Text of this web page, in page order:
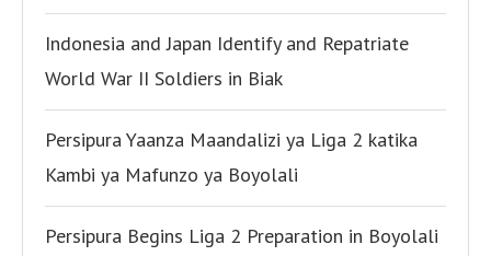
Indonesia and Japan Identify and Repatriate
World War II Soldiers in Biak
Persipura Yaanza Maandalizi ya Liga 2 katika
Kambi ya Mafunzo ya Boyolali
Persipura Begins Liga 2 Preparation in Boyolali